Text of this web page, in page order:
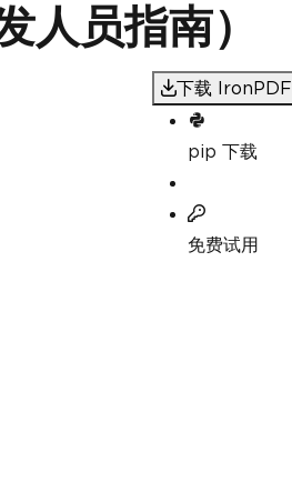
员指南）
下载 IronPDF
pip 下载
免费试用